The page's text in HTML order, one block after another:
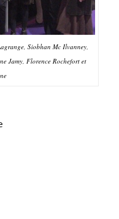
Siobhan Mc Ilvanney,
Jamy, Florence Rochefort et